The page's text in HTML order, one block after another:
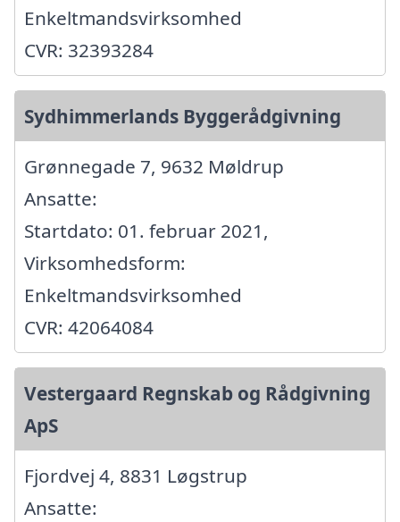
Enkeltmandsvirksomhed
CVR: 32393284
Sydhimmerlands Byggerådgivning
Grønnegade 7, 9632 Møldrup
Ansatte:
Startdato: 01. februar 2021,
Virksomhedsform:
Enkeltmandsvirksomhed
CVR: 42064084
Vestergaard Regnskab og Rådgivning
ApS
Fjordvej 4, 8831 Løgstrup
Ansatte: